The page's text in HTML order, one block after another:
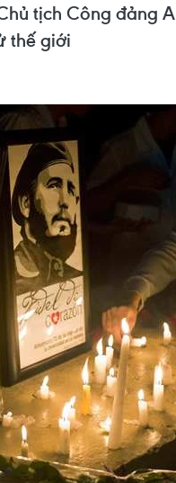
tịch Công đảng
thế giới